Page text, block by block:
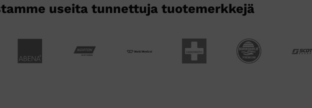
useita tunnettuja tuotemerkkejä